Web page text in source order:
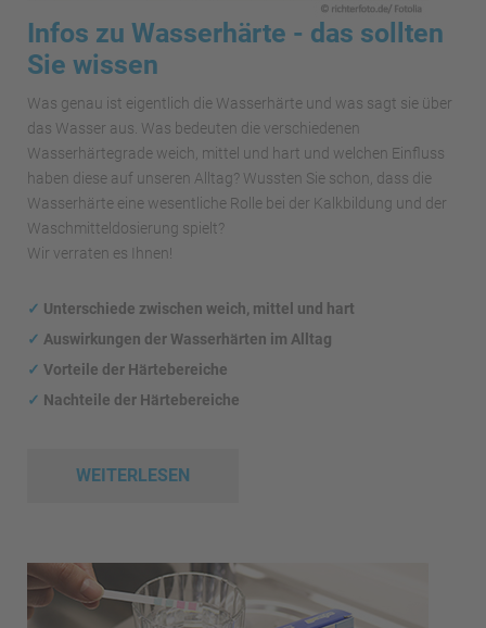
Infos zu Wasserhärte - das sollten
Sie wissen
Was genau ist eigentlich die Wasserhärte und was sagt sie über
das Wasser aus. Was bedeuten die verschiedenen
Wasserhärtegrade weich, mittel und hart und welchen Einfluss
haben diese auf unseren Alltag? Wussten Sie schon, dass die
Wasserhärte eine wesentliche Rolle bei der Kalkbildung und der
Waschmitteldosierung spielt?
Wir verraten es Ihnen!
✓ Unterschiede zwischen weich, mittel und hart
✓ Auswirkungen der Wasserhärten im Alltag
✓ Vorteile der Härtebereiche
✓ Nachteile der Härtebereiche
WEITERLESEN